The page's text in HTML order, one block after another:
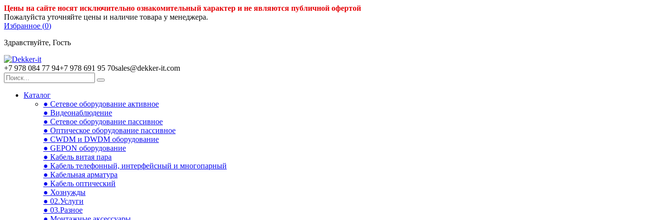
Цены на сайте носят исключительно ознакомительный характер и не являются публичной офертой
Пожалуйста уточняйте цены и наличие товара у менеджера.
Избранное (0)
Здравствуйте, Гость
+7 978 084 77 94+7 978 691 95 70sales@dekker-it.com
Каталог
● Сетевое оборудование активное
● Видеонаблюдение
● Сетевое оборудование пассивное
● Оптическое оборудование пассивное
● CWDM и DWDM оборудование
● GEPON оборудование
● Кабель витая пара
● Кабель телефонный, интерфейсный и многопарный
● Кабельная арматура
● Кабель оптический
● Хознужды
● 02.Услуги
● 03.Разное